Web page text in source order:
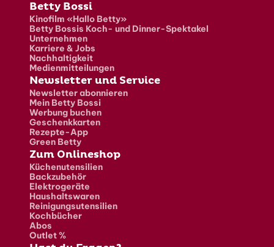
Fusszeile
Betty Bossi
Kinofilm «Hallo Betty»
Betty Bossis Koch- und Dinner-Spektakel
Unternehmen
Karriere & Jobs
Nachhaltigkeit
Medienmitteilungen
Newsletter und Service
Newsletter abonnieren
Mein Betty Bossi
Werbung buchen
Geschenkkarten
Rezepte-App
Green Betty
Zum Onlineshop
Küchenutensilien
Backzubehör
Elektrogeräte
Haushaltswaren
Reinigungsutensilien
Kochbücher
Abos
Outlet %